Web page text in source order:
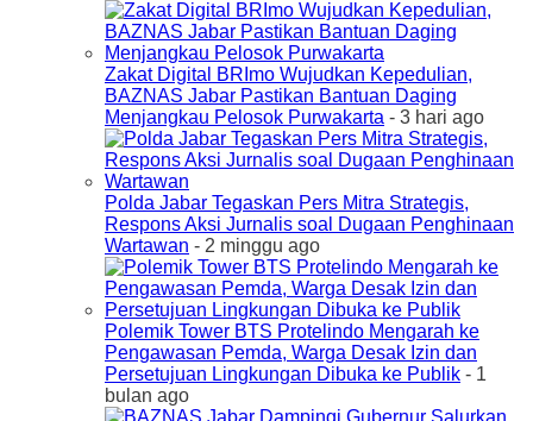
Zakat Digital BRImo Wujudkan Kepedulian,
BAZNAS Jabar Pastikan Bantuan Daging
Menjangkau Pelosok Purwakarta - 3 hari ago
Polda Jabar Tegaskan Pers Mitra Strategis,
Respons Aksi Jurnalis soal Dugaan Penghinaan
Wartawan - 2 minggu ago
Polemik Tower BTS Protelindo Mengarah ke
Pengawasan Pemda, Warga Desak Izin dan
Persetujuan Lingkungan Dibuka ke Publik - 1
bulan ago